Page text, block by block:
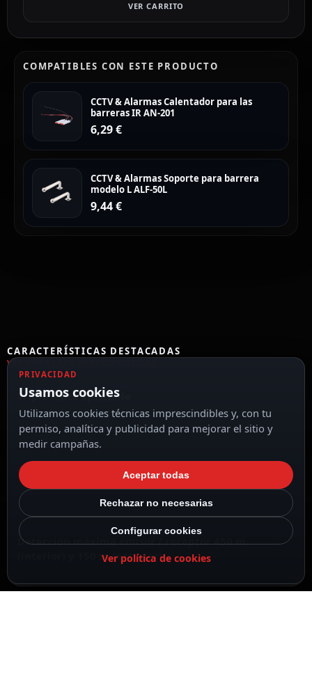
VER CARRITO
COMPATIBLES CON ESTE PRODUCTO
CCTV & Alarmas Calentador para las
barreras IR AN-201
6,29€
CCTV & Alarmas Soporte para barrera
modelo L ALF-50L
9,44€
CARACTERÍSTICAS DESTACADAS
VER TODAS LAS CARACTERÍSTICAS
Triple lente ajustable
4 frecuencias de trabajo
Detección máxima emisor / receptor 450 m
(interior) y 150 m (exterior)
PRIVACIDAD
Usamos cookies
Utilizamos cookies técnicas imprescindibles y, con tu
permiso, analítica y publicidad para mejorar el sitio y
medir campañas.
Aceptar todas
Rechazar no necesarias
Configurar cookies
Ver política de cookies